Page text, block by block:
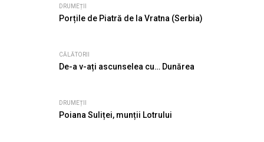
DRUMEȚII
Porțile de Piatră de la Vratna (Serbia)
CĂLĂTORII
De-a v-ați ascunselea cu… Dunărea
DRUMEȚII
Poiana Suliței, munții Lotrului